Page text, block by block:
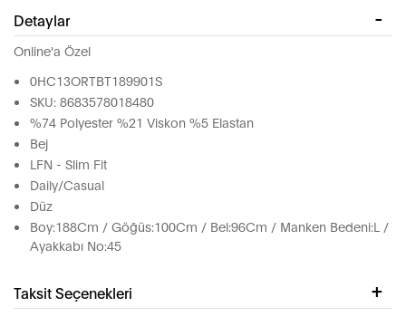
Detaylar
Online'a Özel
0HC13ORTBT189901S
SKU: 8683578018480
%74 Polyester %21 Viskon %5 Elastan
Bej
LFN - Slim Fit
Daily/Casual
Düz
Boy:188Cm / Göğüs:100Cm / Bel:96Cm / Manken Bedeni:L /
Ayakkabı No:45
Taksit Seçenekleri